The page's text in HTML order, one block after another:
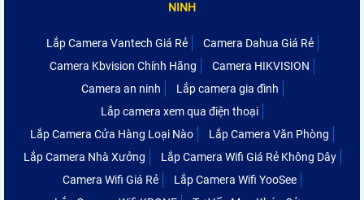
NINH
Lắp Camera Vantech Giá Rẻ
Camera Dahua Giá Rẻ
Camera Kbvision Chính Hãng
Camera HIKVISION
Camera an ninh
Lắp camera gia đình
Lắp camera xem qua điện thoại
Lắp Camera Cửa Hàng Loại Nào
Lắp Camera Văn Phòng
Lắp Camera Nhà Xưởng
Lắp Camera Wifi Giá Rẻ Không Dây
Camera Wifi Giá Rẻ
Lắp Camera Wifi YooSee